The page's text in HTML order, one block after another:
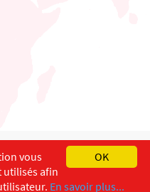
légaux
OK
vous
utilisés afin
En savoir plus...